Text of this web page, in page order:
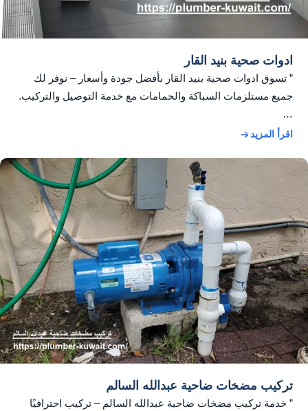
ادوات صحية بنيد القار
” تسوق ادوات صحية بنيد القار بأفضل جودة وأسعار – نوفر لك
جميع مستلزمات السباكة والحمامات مع خدمة التوصيل والتركيب.
…
اقرأ المزيد
تركيب مضخات ضاحية عبدالله السالم
” خدمة تركيب مضخات ضاحية عبدالله السالم – تركيب احترافيًا